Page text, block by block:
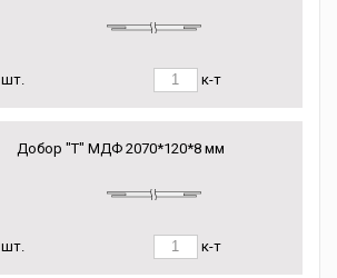
шт. к-т
Добор "Т" МДФ 2070*120*8 мм
шт. к-т